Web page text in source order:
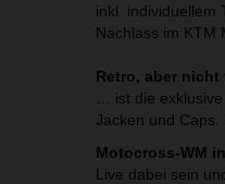
inkl. individuellem
Nachlass im KTM
Retro, aber
… ist die
Jacken und Caps.
Motocross-WM
Live dabei sein